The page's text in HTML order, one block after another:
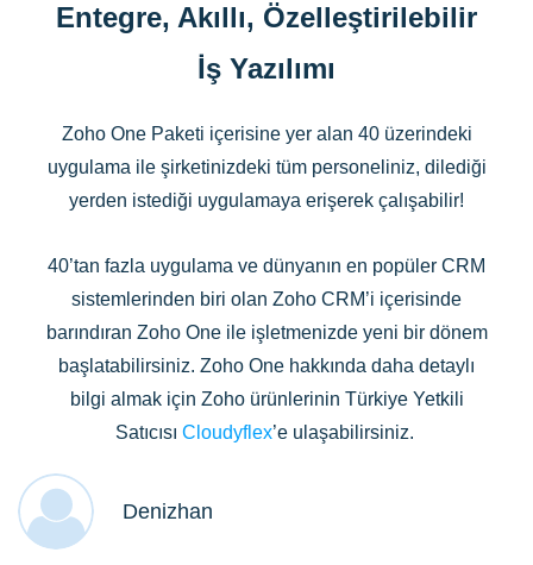
Entegre, Akıllı, Özelleştirilebilir
İş Yazılımı
Zoho One Paketi içerisine yer alan 40 üzerindeki
uygulama ile şirketinizdeki tüm personeliniz, dilediği
yerden istediği uygulamaya erişerek çalışabilir!
40’tan fazla uygulama ve dünyanın en popüler CRM
sistemlerinden biri olan Zoho CRM’i içerisinde
barındıran Zoho One ile işletmenizde yeni bir dönem
başlatabilirsiniz. Zoho One hakkında daha detaylı
bilgi almak için Zoho ürünlerinin Türkiye Yetkili
Satıcısı Cloudyflex’e ulaşabilirsiniz.
Denizhan